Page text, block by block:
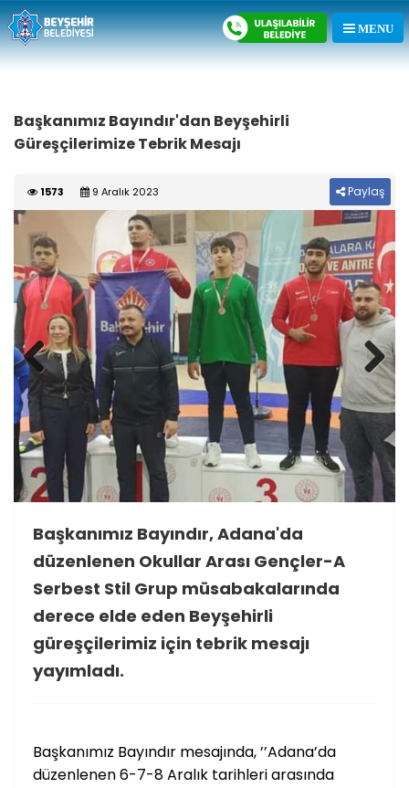
Başkanımız Bayındır'dan Beyşehirli
Güreşçilerimize Tebrik Mesajı
1573 9 Aralık 2023 Paylaş
Previous Next
Başkanımız Bayındır, Adana'da
düzenlenen Okullar Arası Gençler-A
Serbest Stil Grup müsabakalarında
derece elde eden Beyşehirli
güreşçilerimiz için tebrik mesajı
yayımladı.
Başkanımız Bayındır mesajında, ’’Adana’da
düzenlenen 6-7-8 Aralık tarihleri arasında